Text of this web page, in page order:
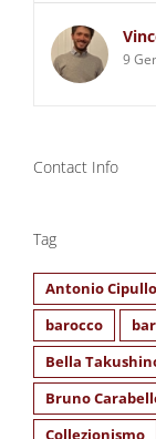
9
Contact Info
Tag
Antonio Cipullo
barocco
Bella
Bruno